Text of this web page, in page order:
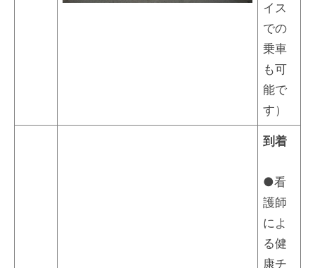
イス
での
乗車
も可
能で
す）
到着
●看
護師
によ
る健
康チ